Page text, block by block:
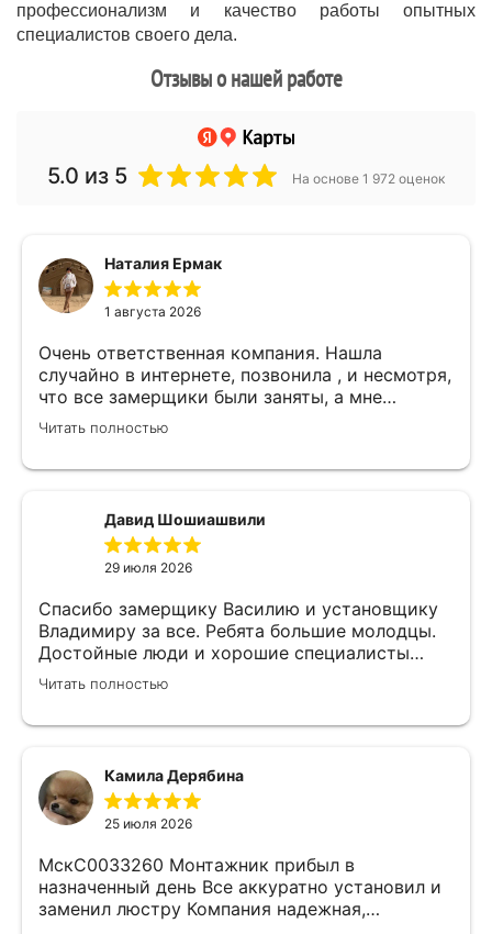
профессионализм и качество работы опытных
специалистов своего дела.
Отзывы о нашей работе
5.0 из 5 На основе 1 972 оценок
Наталия Ермак
1 августа 2026
Очень ответственная компания. Нашла
случайно в интернете, позвонила , и несмотря,
что все замерщики были заняты, а мне
улетать, очень оперативно помогли. Был
замерщик Денис, потрясающий парень, все
Читать полностью
Давид Шошиашвили
29 июля 2026
Спасибо замерщику Василию и установщику
Владимиру за все. Ребята большие молодцы.
Достойные люди и хорошие специалисты
своего дела. Молодцы просто, нет слов.
Читать полностью
Камила Дерябина
25 июля 2026
МскС0033260 Монтажник прибыл в
назначенный день Все аккуратно установил и
заменил люстру Компания надежная,